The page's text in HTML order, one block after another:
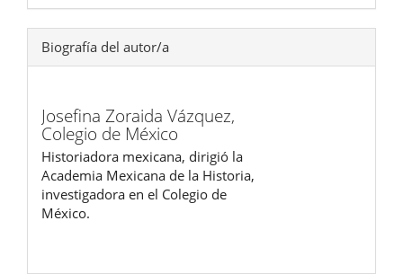
Biografía del autor/a
Josefina Zoraida Vázquez,
Colegio de México
Historiadora mexicana, dirigió la
Academia Mexicana de la Historia,
investigadora en el Colegio de
México.